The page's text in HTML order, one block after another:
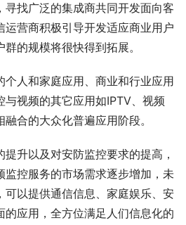
寻找广泛的集成商共同开发面向客
运营商积极引导开发适应商业用户
的规模将很快得到拓展。
个人和家庭应用、商业和行业应用
视频的其它应用如IPTV、视频
合的大众化普遍应用阶段。
升以及对安防监控要求的提高，
监控服务的市场需求逐步增加，未
可以提供通信信息、家庭娱乐、安
的应用，全方位满足人们信息化的